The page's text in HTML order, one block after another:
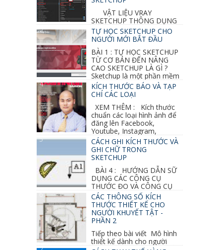
VẬT LIỆU VRAY
SKETCHUP THÔNG DỤNG
NHẤT 1. VẬT LIỆU VRAY INOX BÓNG: ●
Diffuse : đen ● Reflection color ...
TỰ HỌC SKETCHUP CHO
NGƯỜI MỚI BẮT ĐẦU
BÀI 1 : TỰ HỌC SKETCHUP
TỪ CƠ BẢN ĐẾN NÂNG
CAO SKETCHUP LÀ GÌ ?
Sketchup là một phần mềm
vẽ 3d của Google, nó khá dễ sữ...
KÍCH THƯỚC BÁO VÀ TẠP
CHÍ CÁC LOẠI
XEM THÊM : Kích thước
chuẩn các loại hình ảnh để
đăng lên Facebook,
Youtube, Instagram,
Linkedin, Pinterest...CÁCH GHI KÍCH THƯỚC VÀ
GHI CHỮ TRONG
SKETCHUP
BÀI 4 : HƯỚNG DẪN SỮ
DỤNG CÁC CÔNG CỤ
THƯỚC ĐO VÀ CÔNG CỤ
GHI CHỮ 2D, 3D TRONG SKETCHUP Ở bài
học trước ta đã...
CÁC THÔNG SỐ KÍCH
THƯỚC THIẾT KẾ CHO
NGƯỜI KHUYẾT TẬT -
PHẦN 2
Tiếp theo bài viết Mô hình
thiết kế dành cho người